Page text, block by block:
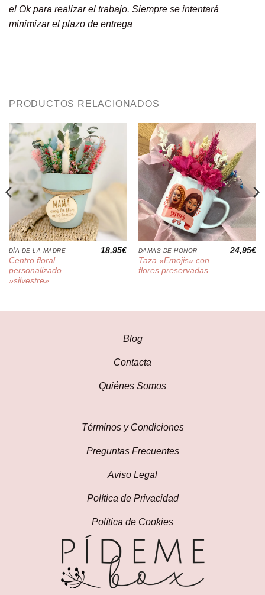
el Ok para realizar el trabajo. Siempre se intentará
minimizar el plazo de entrega
PRODUCTOS RELACIONADOS
DÍA DE LA MADRE
Centro floral
personalizado
»silvestre»
18,95€ DAMAS DE HONOR
Taza «Emojis» con
flores preservadas
24,95€
Términos y Condiciones
Preguntas Frecuentes
Aviso Legal
Política de Privacidad
Política de Cookies
Blog
Contacta
Quiénes Somos